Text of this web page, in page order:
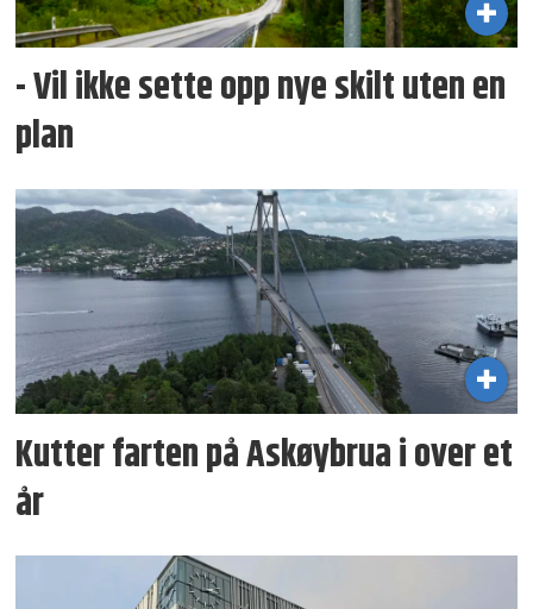
- Vil ikke sette opp nye skilt uten en
plan
Kutter farten på Askøybrua i over et
år